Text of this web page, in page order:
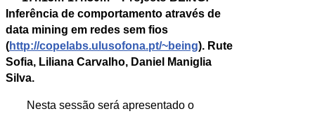
Inferência de comportamento através de
data mining em redes sem fios
(http://copelabs.ulusofona.pt/~being). Rute
Sofia, Liliana Carvalho, Daniel Maniglia
Silva.
Nesta sessão será apresentado o